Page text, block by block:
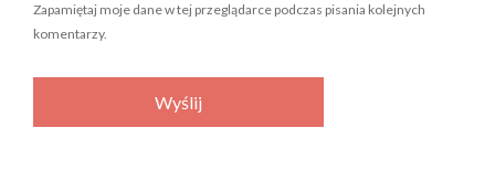
Zapamiętaj moje dane w tej przeglądarce podczas pisania kolejnych
komentarzy.